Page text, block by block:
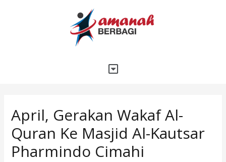
April, Gerakan Wakaf Al-
Quran Ke Masjid Al-Kautsar
Pharmindo Cimahi